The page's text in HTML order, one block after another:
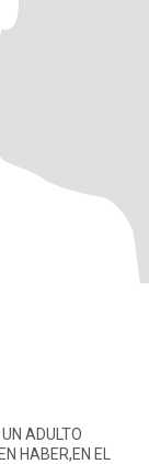
ADULTO
HABER,EN EL